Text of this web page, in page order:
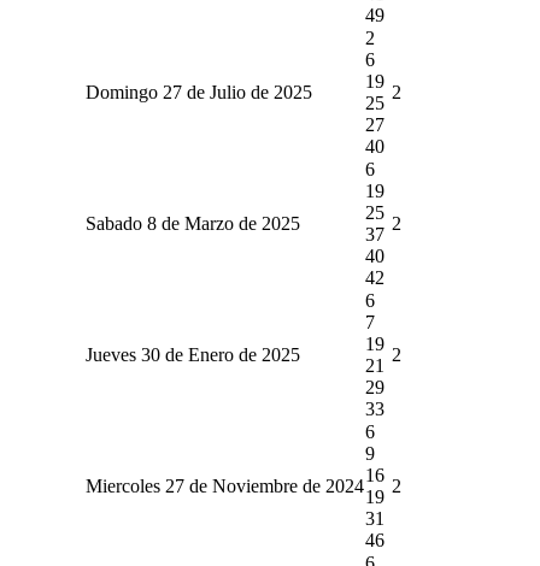
49
Domingo 27 de Julio de 2025
2
6
19
25
27
40
2
Sabado 8 de Marzo de 2025
6
19
25
37
40
42
2
Jueves 30 de Enero de 2025
6
7
19
21
29
33
2
Miercoles 27 de Noviembre de 2024
6
9
16
19
31
46
2